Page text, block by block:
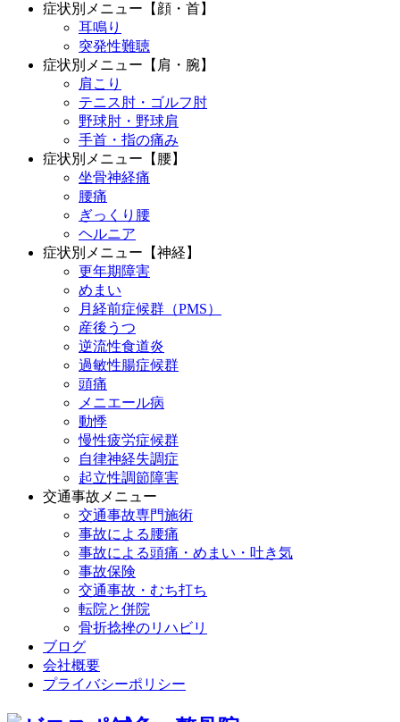
症状別メニュー【顔・首】
耳鳴り
突発性難聴
症状別メニュー【肩・腕】
肩こり
テニス肘・ゴルフ肘
野球肘・野球肩
手首・指の痛み
症状別メニュー【腰】
坐骨神経痛
腰痛
ぎっくり腰
ヘルニア
症状別メニュー【神経】
更年期障害
めまい
月経前症候群（PMS）
産後うつ
逆流性食道炎
過敏性腸症候群
頭痛
メニエール病
動悸
慢性疲労症候群
自律神経失調症
起立性調節障害
交通事故メニュー
交通事故専門施術
事故による腰痛
事故による頭痛・めまい・吐き気
事故保険
交通事故・むち打ち
転院と併院
骨折捻挫のリハビリ
ブログ
会社概要
プライバシーポリシー